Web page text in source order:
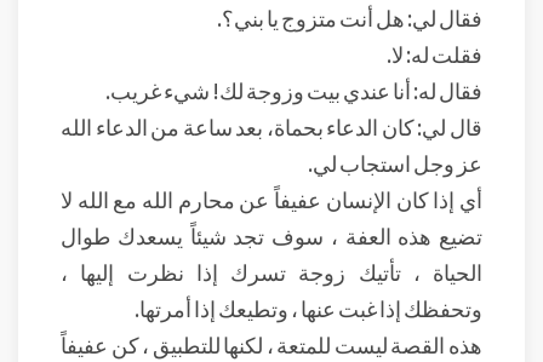
فقال لي: هل أنت متزوج يا بني؟.
فقلت له: لا.
فقال له: أنا عندي بيت وزوجة لك! شيء غريب.
قال لي: كان الدعاء بحماة، بعد ساعة من الدعاء الله
عز وجل استجاب لي.
أي إذا كان الإنسان عفيفاً عن محارم الله مع الله لا
تضيع هذه العفة ، سوف تجد شيئاً يسعدك طوال
الحياة ، تأتيك زوجة تسرك إذا نظرت إليها ،
وتحفظك إذا غبت عنها ، وتطيعك إذا أمرتها.
هذه القصة ليست للمتعة ، لكنها للتطبيق ، كن عفيفاً